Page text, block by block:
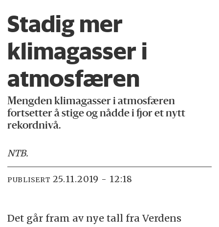
Stadig mer
klimagasser i
atmosfæren
Mengden klimagasser i atmosfæren
fortsetter å stige og nådde i fjor et nytt
rekordnivå.
NTB.
PUBLISERT 25.11.2019 - 12:18
Det går fram av nye tall fra Verdens